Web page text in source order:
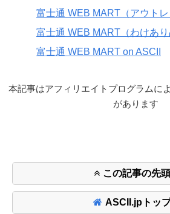
富士通 WEB MART（アウトレ
富士通 WEB MART（わけあり
富士通 WEB MART on ASCII
本記事はアフィリエイトプログラムに
があります
この記事の先
ASCII.jpトッ